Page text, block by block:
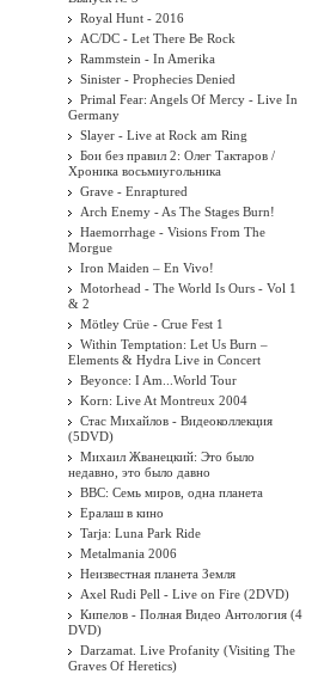
Royal Hunt - 2016
AC/DC - Let There Be Rock
Rammstein - In Amerika
Sinister - Prophecies Denied
Primal Fear: Angels Of Mercy - Live In
Germany
Slayer - Live at Rock am Ring
Бои без правил 2: Олег Тактаров /
Хроника восьмиугольника
Grave - Enraptured
Arch Enemy - As The Stages Burn!
Haemorrhage - Visions From The
Morgue
Iron Maiden ‎– En Vivo!
Motorhead - The World Is Ours - Vol 1
& 2
Mötley Crüe - Crue Fest 1
Within Temptation: Let Us Burn –
Elements & Hydra Live in Concert
Beyonce: I Am...World Tour
Korn: Live At Montreux 2004
Стас Михайлов - Видеоколлекция
(5DVD)
Михаил Жванецкий: Это было
недавно, это было давно
BBC: Семь миров, одна планета
Ералаш в кино
Tarja: Luna Park Ride
Metalmania 2006
Неизвестная планета Земля
Axel Rudi Pell - Live on Fire (2DVD)
Кипелов - Полная Видео Антология (4
DVD)
Darzamat. Live Profanity (Visiting The
Graves Of Heretics)